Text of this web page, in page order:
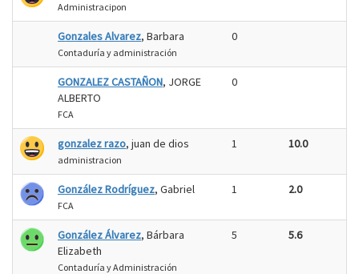
Administracipon
Gonzales Alvarez, Barbara
Contaduría y administración
0
GONZALEZ CASTAÑON, JORGE
ALBERTO
FCA
0
gonzalez razo, juan de dios
administracion
1 10.0
González Rodríguez, Gabriel
FCA
1 2.0
González Álvarez, Bárbara
Elizabeth
Contaduría y Administración
5 5.6